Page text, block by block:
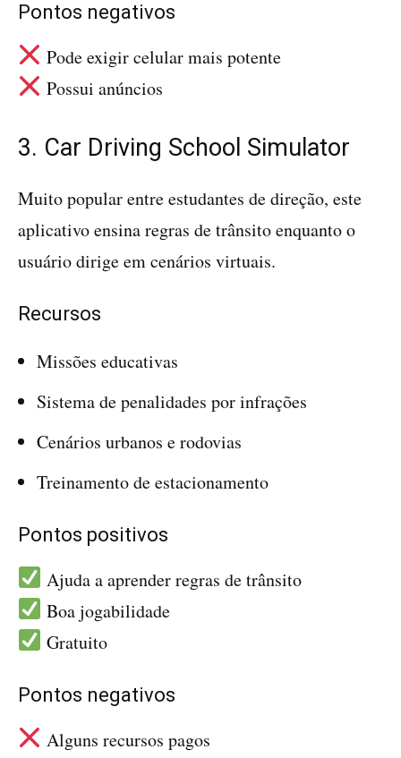
Pontos negativos
Pode exigir celular mais potente
Possui anúncios
3. Car Driving School Simulator
Muito popular entre estudantes de direção, este
aplicativo ensina regras de trânsito enquanto o
usuário dirige em cenários virtuais.
Recursos
Missões educativas
Sistema de penalidades por infrações
Cenários urbanos e rodovias
Treinamento de estacionamento
Pontos positivos
Ajuda a aprender regras de trânsito
Boa jogabilidade
Gratuito
Pontos negativos
Alguns recursos pagos